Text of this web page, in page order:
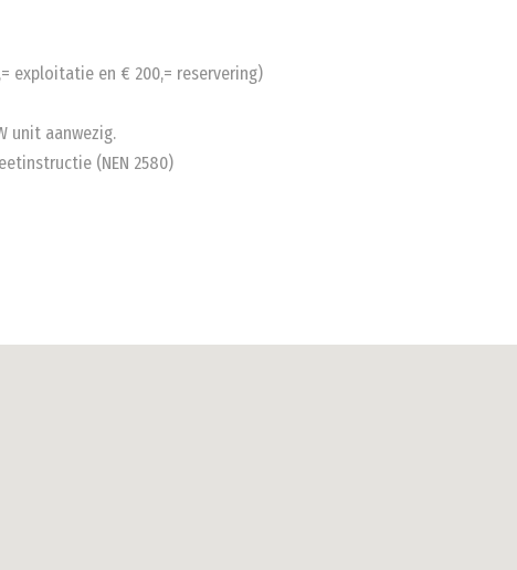
exploitatie en € 200,= reservering)
unit aanwezig.
(NEN 2580)